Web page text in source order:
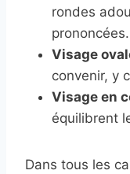
rondes
prononcées.
Visage
convenir, y
Visage en
équilibrent
Dans tous les